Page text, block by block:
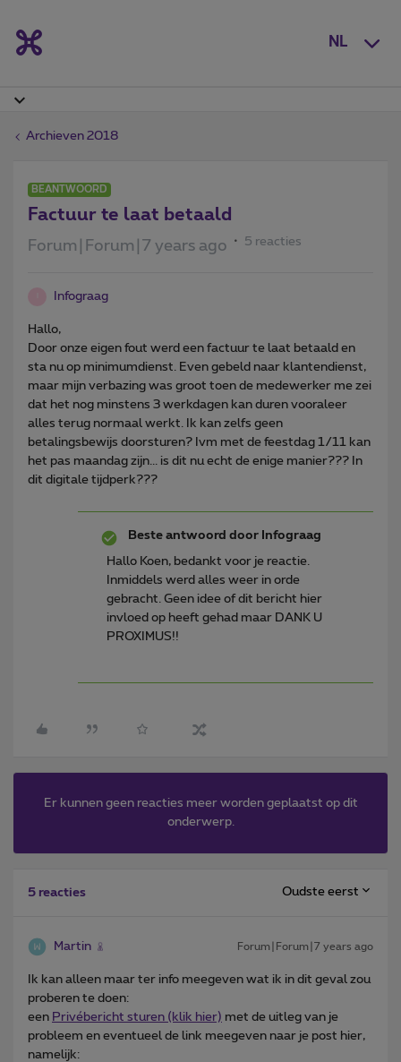
NL
Archieven 2018
BEANTWOORD
Factuur te laat betaald
Forum|Forum|7 years ago 5 reacties
Infograag
Hallo,
Door onze eigen fout werd een factuur te laat betaald en
sta nu op minimumdienst. Even gebeld naar klantendienst,
maar mijn verbazing was groot toen de medewerker me zei
dat het nog minstens 3 werkdagen kan duren vooraleer
alles terug normaal werkt. Ik kan zelfs geen
betalingsbewijs doorsturen? Ivm met de feestdag 1/11 kan
het pas maandag zijn... is dit nu echt de enige manier??? In
dit digitale tijdperk???
Beste antwoord door Infograag
Hallo Koen, bedankt voor je reactie.
Inmiddels werd alles weer in orde
gebracht. Geen idee of dit bericht hier
invloed op heeft gehad maar DANK U
PROXIMUS!!
Er kunnen geen reacties meer worden geplaatst op dit
onderwerp.
5 reacties Oudste eerst
Martin Forum|Forum|7 years ago
Ik kan alleen maar ter info meegeven wat ik in dit geval zou
proberen te doen:
een Privébericht sturen (klik hier) met de uitleg van je
probleem en eventueel de link meegeven naar je post hier,
namelijk: